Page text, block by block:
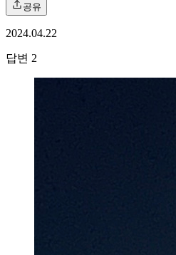
공유
2024.04.22
답변 2